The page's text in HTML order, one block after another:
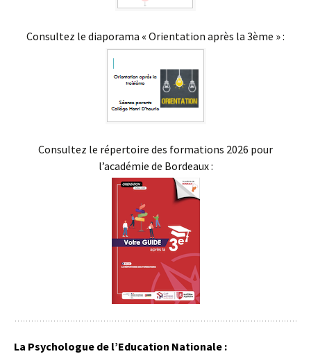
Consultez le diaporama « Orientation après la 3ème » :
Consultez le répertoire des formations 2026 pour
l’académie de Bordeaux :
La Psychologue de l’Education Nationale :